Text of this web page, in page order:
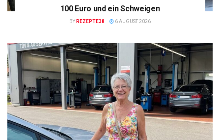
100 Euro und ein Schweigen
BY REZEPTE38 6 AUGUST 2026